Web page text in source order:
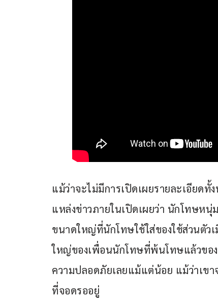
แม้ว่าจะไม่มีการเปิดเผยรายละเอียด
แหล่งข่าวภายในเปิดเผยว่า นักโทษหนุ่
ขนาดใหญ่ที่นักโทษใช้ใส่ของใช้ส่วนตัว
ใหญ่ของเพื่อนนักโทษที่พ้นโทษแล้วของ
ความปลอดภัยเลยแม้แต่น้อย แม้ว่าเข
ที่จอดรออยู่